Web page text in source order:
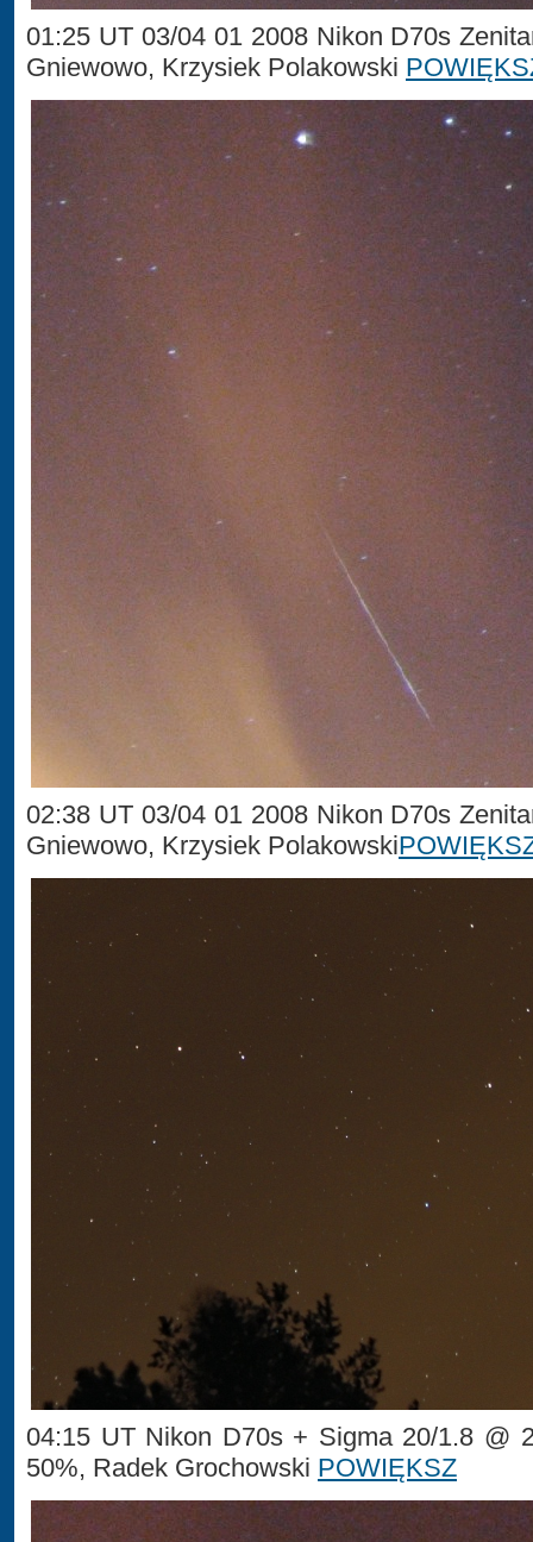
01:25 UT 03/04 01 2008 Nikon D70s
Gniewowo, Krzysiek Polakowski
02:38 UT 03/04 01 2008 Nikon D70s
Gniewowo, Krzysiek Polakowski
04:15 UT Nikon D70s + Sigma 20/1.8 @
50%, Radek Grochowski POWIĘKSZ